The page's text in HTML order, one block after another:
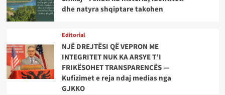
dhe natyra shqiptare takohen
Editorial
NJË DREJTËSI QË VEPRON ME
INTEGRITET NUK KA ARSYE T’I
FRIKËSOHET TRANSPARENCËS —
Kufizimet e reja ndaj medias nga
GJKKO